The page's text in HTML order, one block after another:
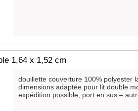
1,64 x 1,52 cm
douillette couverture 100% polyester
dimensions adaptée pour lit double
expédition possible, port en sus –